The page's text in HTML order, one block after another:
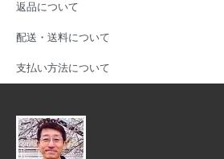
返品について
配送・送料について
支払い方法について